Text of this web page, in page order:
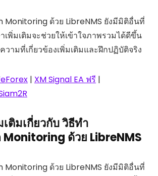
Monitoring ด้วย LibreNMS ยังมีมิติอื่นที่
เพิ่มเติมจะช่วยให้เข้าใจภาพรวมได้ดีขึ้น
ามที่เกี่ยวข้องเพิ่มเติมและฝึกปฏิบัติจริง
| XM Signal EA ฟรี |
ติมเกี่ยวกับ วิธีทำ
ด้วย LibreNMS
Monitoring ด้วย LibreNMS ยังมีมิติอื่นที่